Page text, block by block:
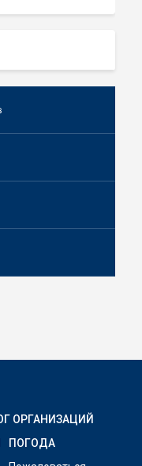
ОРГАНИЗАЦИЙ
ПОГОДА